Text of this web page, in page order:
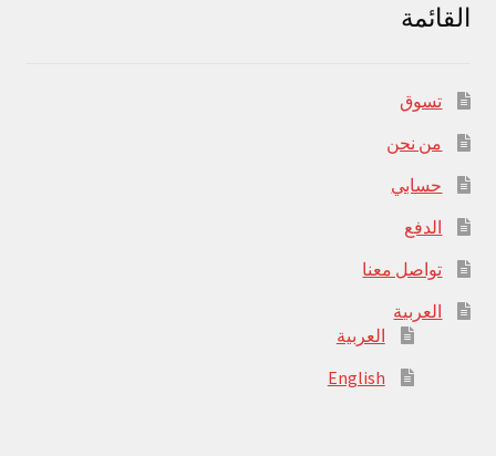
القائمة
تسوق
من نحن
حسابي
الدفع
تواصل معنا
العربية
العربية
English